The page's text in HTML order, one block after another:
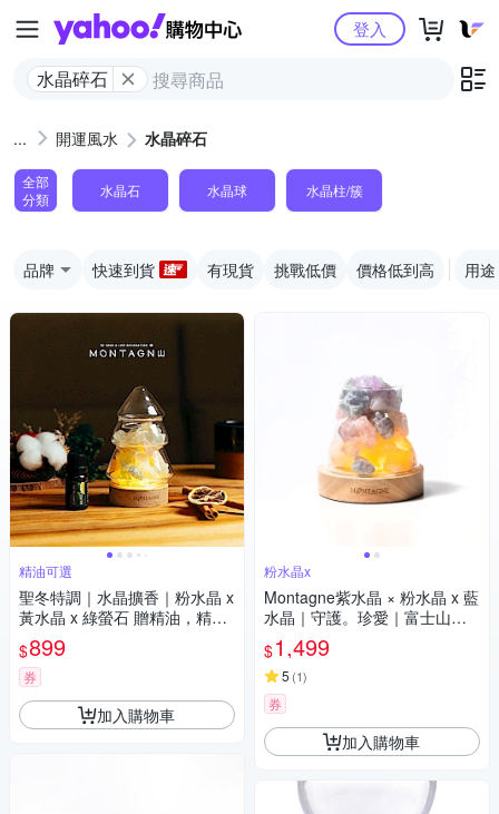
Yahoo購物中心
水晶碎石
登入
開運風水 水晶碎石
全部
分類
水晶石 水晶球 水晶柱/簇
品牌 快速到貨 有現貨 挑戰低價 價格低到高 用途
精油可選
聖冬特調｜水晶擴香｜粉水晶 x
黃水晶 x 綠螢石 贈精油，精油
可選
$899
券
加入購物車
粉水晶x
Montagne紫水晶 × 粉水晶 x 藍
水晶｜守護。珍愛｜富士山水
晶擴香組 精油可選
$1,499
5 (1)
券
加入購物車